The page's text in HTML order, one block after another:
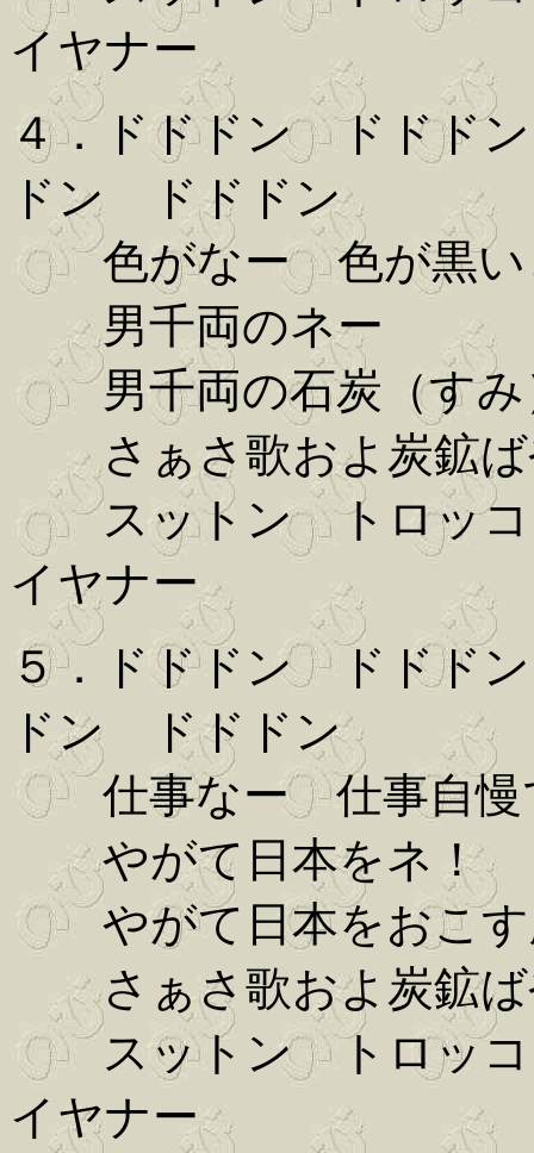
イヤナー
４．ドドドン ドド
ドン ドドドン
色がなー 色が黒いと
男千両のネー
男千両の石炭（すみ
さぁさ歌およ炭鉱
スットン トロッコ
イヤナー
５．ドドドン ドド
ドン ドドドン
仕事なー 仕事自慢
やがて日本をネ！
やがて日本をおこす
さぁさ歌およ炭鉱
スットン トロッコ
イヤナー